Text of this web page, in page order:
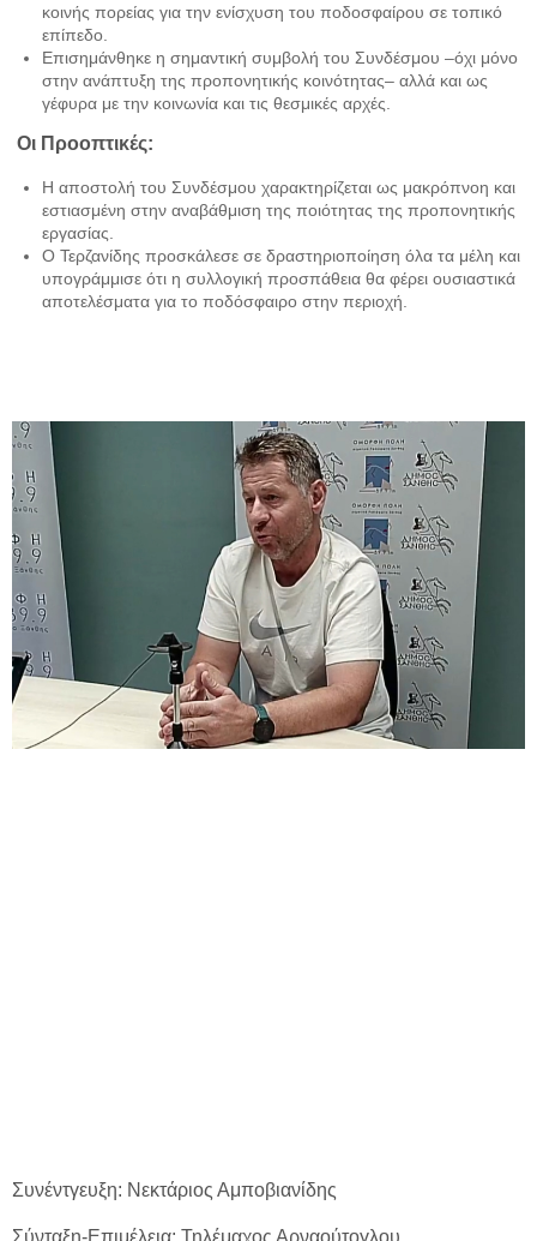
κοινής πορείας για την ενίσχυση του ποδοσφαίρου σε τοπικό
επίπεδο.
Επισημάνθηκε η σημαντική συμβολή του Συνδέσμου –όχι μόνο
στην ανάπτυξη της προπονητικής κοινότητας– αλλά και ως
γέφυρα με την κοινωνία και τις θεσμικές αρχές.
Οι Προοπτικές:
Η αποστολή του Συνδέσμου χαρακτηρίζεται ως μακρόπνοη και
εστιασμένη στην αναβάθμιση της ποιότητας της προπονητικής
εργασίας.
Ο Τερζανίδης προσκάλεσε σε δραστηριοποίηση όλα τα μέλη και
υπογράμμισε ότι η συλλογική προσπάθεια θα φέρει ουσιαστικά
αποτελέσματα για το ποδόσφαιρο στην περιοχή.
Συνέντγευξη: Νεκτάριος Αμποβιανίδης
Σύνταξη-Επιμέλεια: Τηλέμαχος Αρναούτογλου